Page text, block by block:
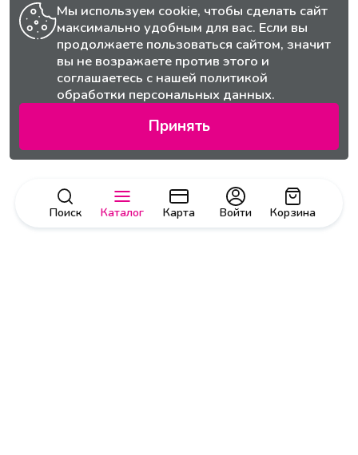
Поиск Каталог Карта Корзина
Войти
Мы используем cookie, чтобы сделать сайт
максимально удобным для вас. Если вы
продолжаете пользоваться сайтом, значит
вы не возражаете против этого и
соглашаетесь с нашей политикой
обработки персональных данных.
Принять